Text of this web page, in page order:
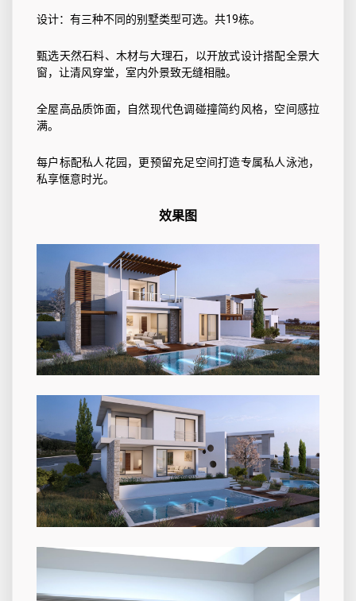
设计：有三种不同的别墅类型可选。共19栋。
甄选天然石料、木材与大理石，以开放式设计搭配全景大
窗，让清风穿堂，室内外景致无缝相融。
全屋高品质饰面，自然现代色调碰撞简约风格，空间感拉
满。
每户标配私人花园，更预留充足空间打造专属私人泳池，
私享惬意时光。
效果图